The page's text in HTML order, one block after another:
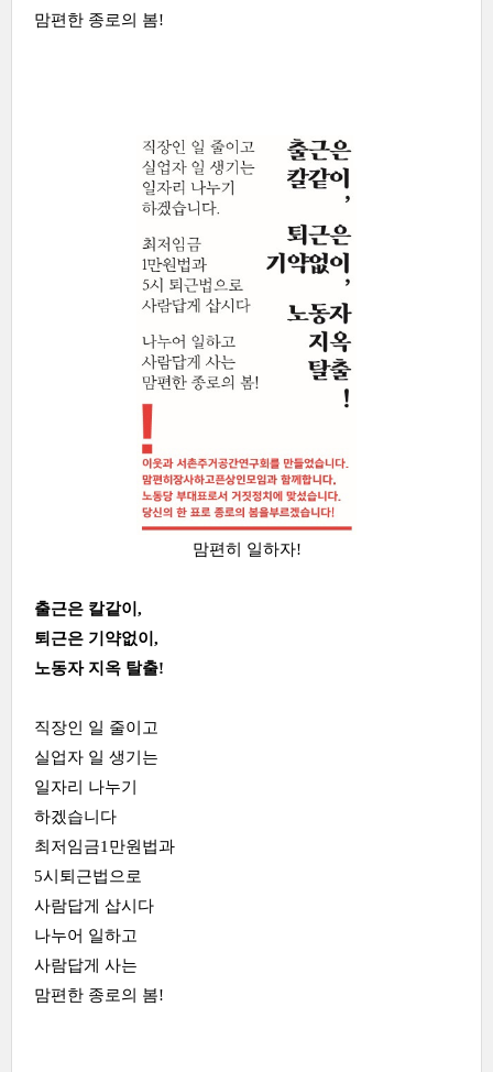
맘편한 종로의 봄!
맘편히 일하자!
출근은 칼같이,
퇴근은 기약없이,
노동자 지옥 탈출!
직장인 일 줄이고
실업자 일 생기는
일자리 나누기
하겠습니다
최저임금1만원법과
5시퇴근법으로
사람답게 삽시다
나누어 일하고
사람답게 사는
맘편한 종로의 봄!